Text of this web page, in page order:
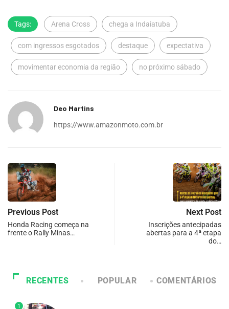
Tags: Arena Cross chega a Indaiatuba
com ingressos esgotados destaque expectativa
movimentar economia da região no próximo sábado
Deo Martins
https://www.amazonmoto.com.br
Previous Post
Honda Racing começa na
frente o Rally Minas…
Next Post
Inscrições antecipadas
abertas para a 4ª etapa
do…
RECENTES POPULAR COMENTÁRIOS
1